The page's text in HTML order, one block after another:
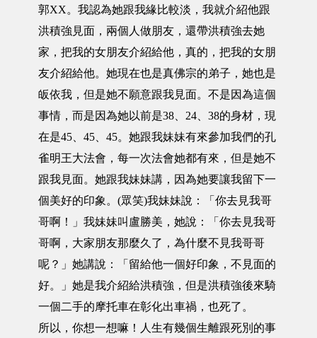
郭XX。我認為她跟我緣比較淡，我就介紹他跟
洪積強見面，兩個人做朋友，還帶洪積強去她
家，把我的女朋友介紹給他，真的，把我的女朋
友介紹給他。她現在也是真佛宗的弟子，她也是
皈依我，但是她不願意跟我見面。不是因為這個
事情，而是因為她以前是38、24、38的身材，現
在是45、45、45。她跟我妹妹有來參加我們的孔
雀明王大法會，每一次法會她都有來，但是她不
跟我見面。她跟我妹妹講，因為她要讓我留下一
個美好的印象。(眾笑)我妹妹說：「你去見我哥
哥啊！」我妹妹叫盧勝美，她說：「你去見我哥
哥啊，大家朋友那麼久了，為什麼不見我哥哥
呢？」她講說：「留給他一個好印象，不見面的
好。」她是我介紹給洪積強，但是洪積強後來騎
一個二手的摩托車在彰化出車禍，也死了。
所以，你想一想嘛！人生有幾個生離跟死別的事